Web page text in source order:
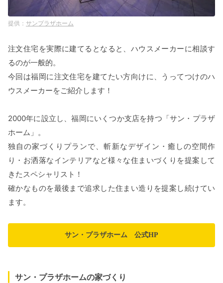
サンプラザホーム
注文住宅を実際に建てるとなると、ハウスメーカーに相談す
るのが一般的。
今回は福岡に注文住宅を建てたい方向けに、うってつけのハ
ウスメーカーをご紹介します！
2000年に設立し、福岡にいくつか支店を持つ「サン・プラザ
ホーム」。
独自の家づくりプランで、斬新なデザイン・癒しの空間作
り・お洒落なインテリアなど様々な住まいづくりを提案して
きたスペシャリスト！
確かなものを最後まで追求した住まい造りを提案し続けてい
ます。
サン・プラザホーム 公式HP
サン・プラザホームの家づくり